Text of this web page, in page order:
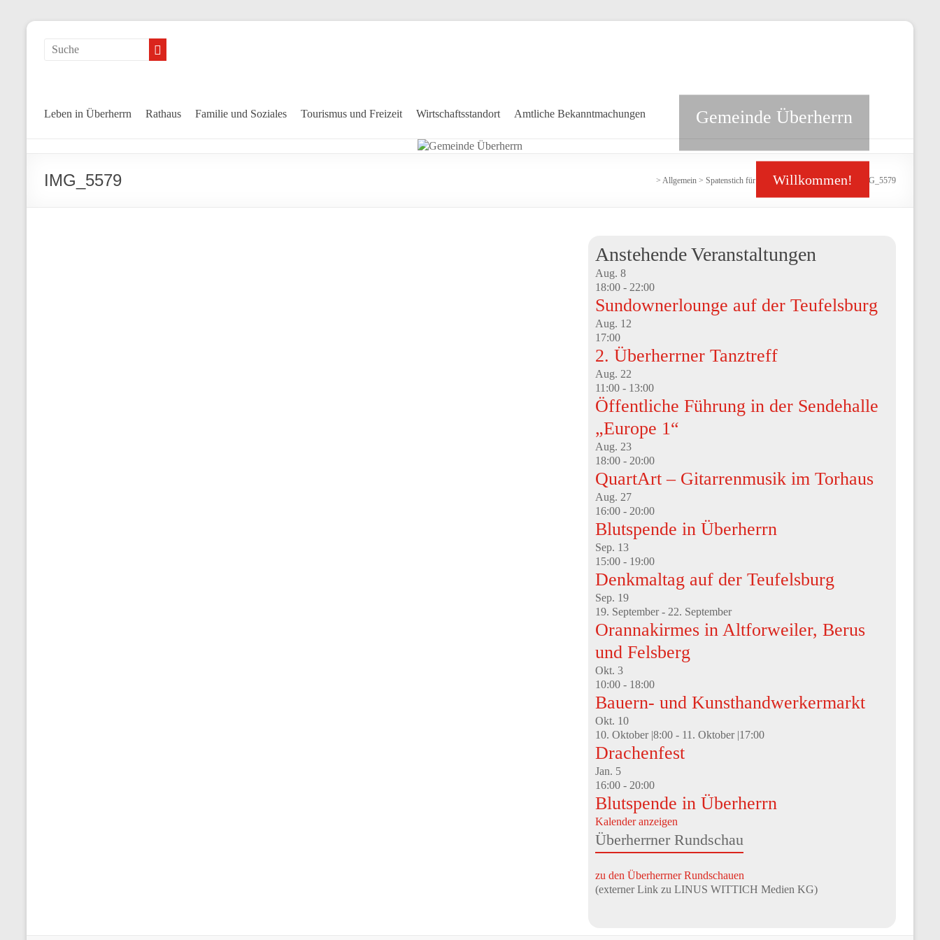
Leben in Überherrn Rathaus Familie und Soziales Tourismus und Freizeit Wirtschaftsstandort Amtliche Bekanntmachungen Gemeinde Überherrn
Willkommen!
IMG_5579 > Allgemein > Spatenstich für den Neubau der Kita Bisten > IMG_5579
Anstehende Veranstaltungen
Aug. 8
18:00 - 22:00
Sundownerlounge auf der Teufelsburg
Aug. 12
17:00
2. Überherrner Tanztreff
Aug. 22
11:00 - 13:00
Öffentliche Führung in der Sendehalle
„Europe 1“
Aug. 23
18:00 - 20:00
QuartArt – Gitarrenmusik im Torhaus
Aug. 27
16:00 - 20:00
Blutspende in Überherrn
Sep. 13
15:00 - 19:00
Denkmaltag auf der Teufelsburg
Sep. 19
19. September- 22. September
Orannakirmes in Altforweiler, Berus
und Felsberg
Okt. 3
10:00 - 18:00
Bauern- und Kunsthandwerkermarkt
Okt. 10
10. Oktober |8:00 - 11. Oktober |17:00
Drachenfest
Jan. 5
16:00 - 20:00
Blutspende in Überherrn
Kalender anzeigen
Überherrner Rundschau
zu den Überherrner Rundschauen
(externer Link zu LINUS WITTICH Medien KG)